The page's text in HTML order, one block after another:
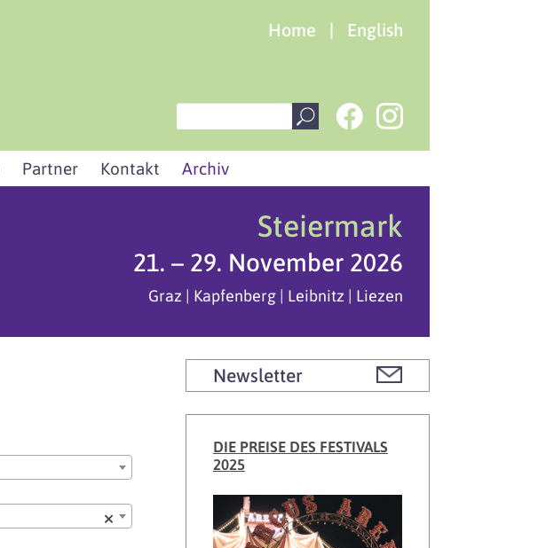
Home | English
Partner Kontakt Archiv
Steiermark
21. – 29. November 2026
Graz | Kapfenberg | Leibnitz | Liezen
×
Newsletter
DIE PREISE DES FESTIVALS
2025